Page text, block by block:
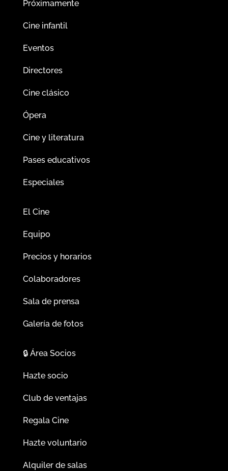
Próximamente
Cine infantil
Eventos
Directores
Cine clásico
Ópera
Cine y literatura
Pases educativos
Especiales
El Cine
Equipo
Precios y horarios
Colaboradores
Sala de prensa
Galería de fotos
🔒Área Socios
Hazte socio
Club de ventajas
Regala Cine
Hazte voluntario
Alquiler de salas